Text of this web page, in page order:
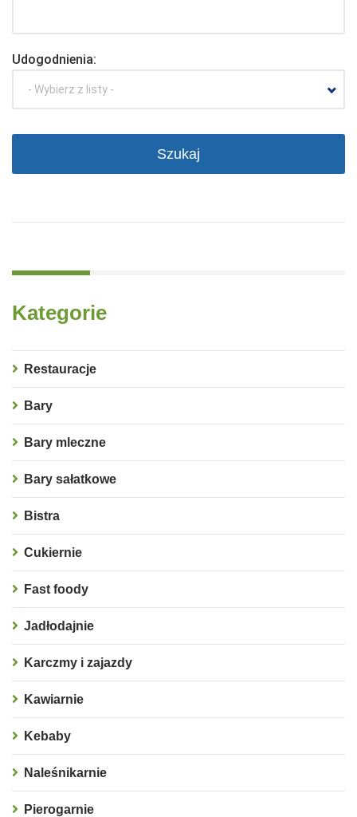
Udogodnienia:
- Wybierz z listy -
Kategorie
Restauracje
Bary
Bary mleczne
Bary sałatkowe
Bistra
Cukiernie
Fast foody
Jadłodajnie
Karczmy i zajazdy
Kawiarnie
Kebaby
Naleśnikarnie
Pierogarnie